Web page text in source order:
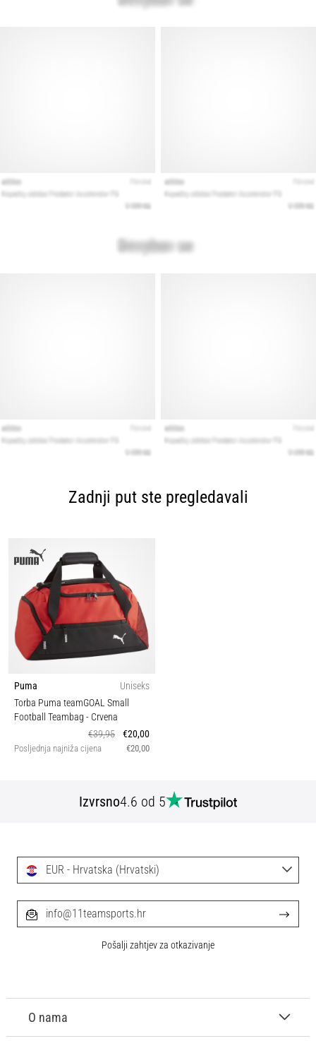
Zadnji put ste pregledavali
Puma
Uniseks
Torba Puma teamGOAL Small
Football Teambag - Crvena
€39,95
€20,00
Posljednja najniža cijena €20,00
Izvrsno4.6 od 5
O nama
EUR - Hrvatska (Hrvatski)
info@11teamsports.hr
Pošalji zahtjev za otkazivanje